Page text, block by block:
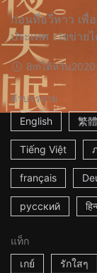
ก่อนที่อวี่หาว เพื่
ประเทศ เว่ยข่าย
8mไต้หวัน2020
คำบรรยาย
English
繁
Tiếng Việt
français
русский
แท็ก
เกย์
รักใสๆ